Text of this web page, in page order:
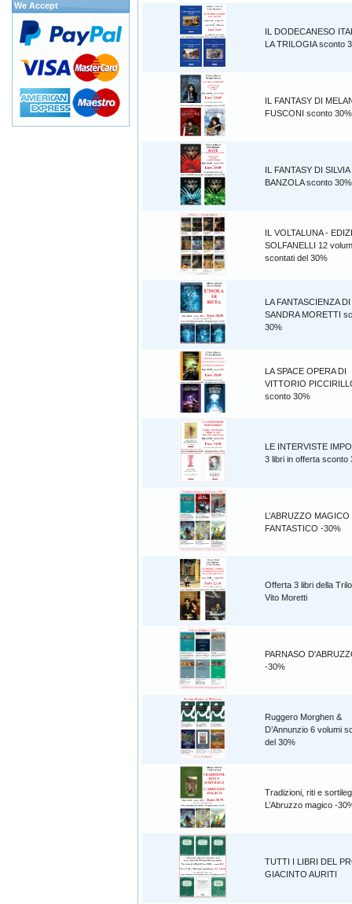
IL DODECANESO
LA TRILOGIA sconto
IL FANTASY DI
FUSCONI sconto 30%
IL FANTASY DI SILVIA
BANZOLA sconto 30%
IL VOLTALUNA -
SOLFANELLI 12
scontati del 30%
LA FANTASCIENZA DI
SANDRA MORETTI
30%
LA SPACE OPERA DI
VITTORIO
sconto 30%
LE INTERVISTE
3 libri in offerta sconto
L’ABRUZZO MAGICO
FANTASTICO -30%
Offerta 3 libri della
Vito Moretti
PARNASO
-30%
Ruggero Morghen &
D’Annunzio 6 volumi
del 30%
Tradizioni, riti e
L’Abruzzo magico -
TUTTI I LIBRI DEL
GIACINTO AURITI
We Accept